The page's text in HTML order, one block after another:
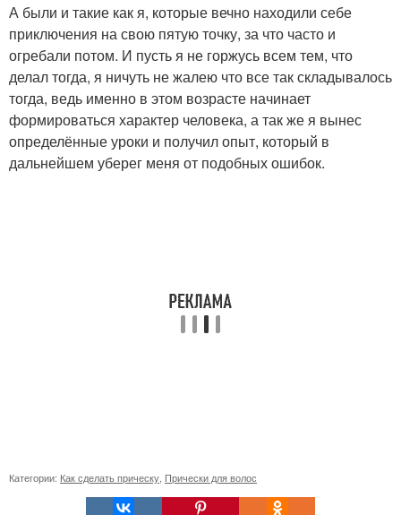
А были и такие как я, которые вечно находили себе
приключения на свою пятую точку, за что часто и
огребали потом. И пусть я не горжусь всем тем, что
делал тогда, я ничуть не жалею что все так складывалось
тогда, ведь именно в этом возрасте начинает
формироваться характер человека, а так же я вынес
определённые уроки и получил опыт, который в
дальнейшем уберег меня от подобных ошибок.
Категории: Как сделать прическу Прически для волос